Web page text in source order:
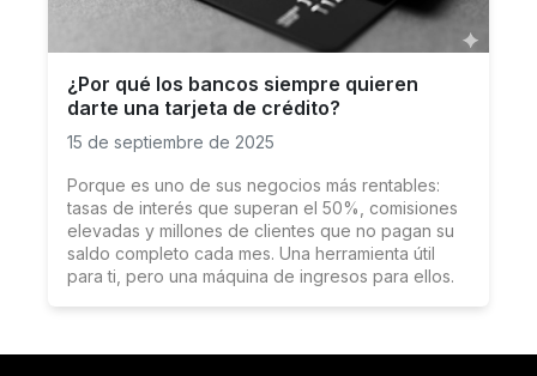
¿Por qué los bancos siempre quieren
darte una tarjeta de crédito?
15 de septiembre de 2025
Porque es uno de sus negocios más rentables:
tasas de interés que superan el 50%, comisiones
elevadas y millones de clientes que no pagan su
saldo completo cada mes. Una herramienta útil
para ti, pero una máquina de ingresos para ellos.